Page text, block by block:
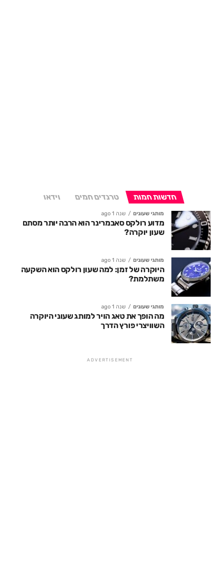
חדשות חמות טרנדים חמים וידאו
מותגי שעונים שנה 1 ago
מדוע רולקס סאבמרינר הוא הרבה יותר מסתם
שעון יוקרה?
מותגי שעונים שנה 1 ago
היוקרה של זמן: למה שעון רולקס הוא השקעה
משתלמת?
מותגי שעונים שנה 1 ago
מה הופך את טאג הויר למותג שעוני היוקרה
השוויצרי פורץ הדרך
ADVERTISEMENT